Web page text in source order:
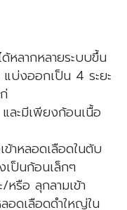
หลากหลายระบบขึ้น
บ่งออกเป็น 4 ระยะ
และมีเพียงก้อนเนื้อ
าหลอดเลือดในตับ
ป็นก้อนเล็กๆ
หรือ ลุกลามเข้า
อดเลือดดำใหญ่ใน